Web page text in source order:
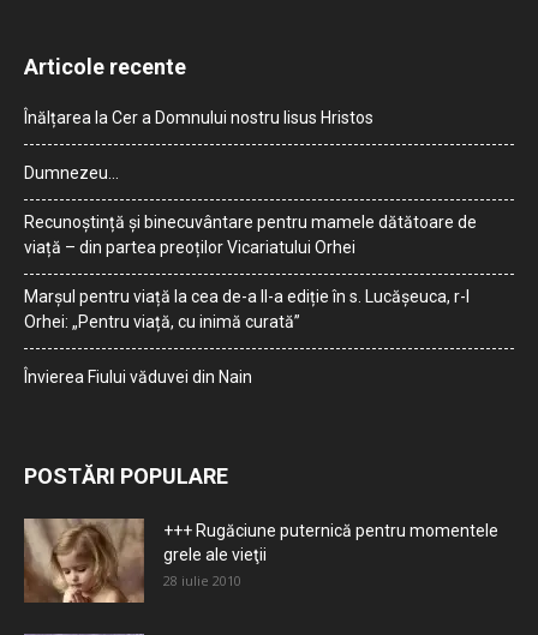
Articole recente
Înălțarea la Cer a Domnului nostru Iisus Hristos
Dumnezeu…
Recunoștință și binecuvântare pentru mamele dătătoare de
viață – din partea preoților Vicariatului Orhei
Marșul pentru viață la cea de-a II-a ediție în s. Lucășeuca, r-l
Orhei: „Pentru viață, cu inimă curată”
Învierea Fiului văduvei din Nain
POSTĂRI POPULARE
+++ Rugăciune puternică pentru momentele
grele ale vieţii
28 iulie 2010